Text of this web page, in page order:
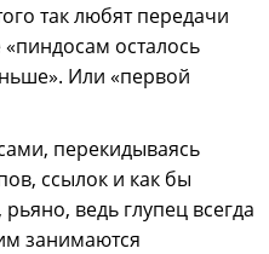
так любят передачи
осталось
Или «первой
перекидываясь
ссылок и как бы
ведь глупец всегда
занимаются